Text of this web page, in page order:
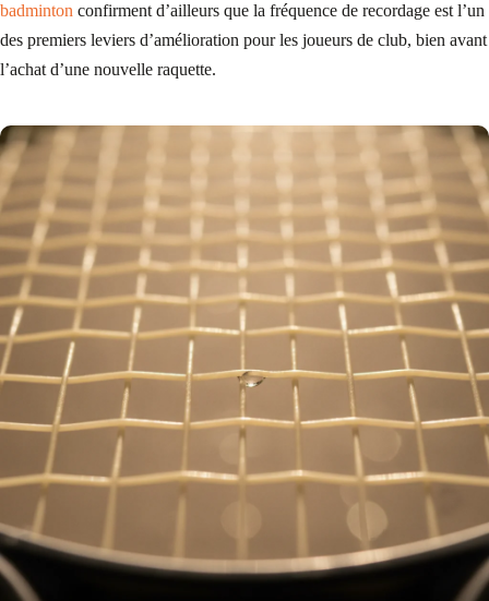
badminton confirment d’ailleurs que la fréquence de recordage est l’un
des premiers leviers d’amélioration pour les joueurs de club, bien avant
l’achat d’une nouvelle raquette.